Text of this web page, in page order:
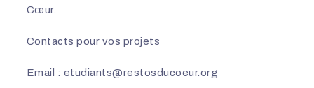
Cœur.
Contacts pour vos projets
Email : etudiants@restosducoeur.org